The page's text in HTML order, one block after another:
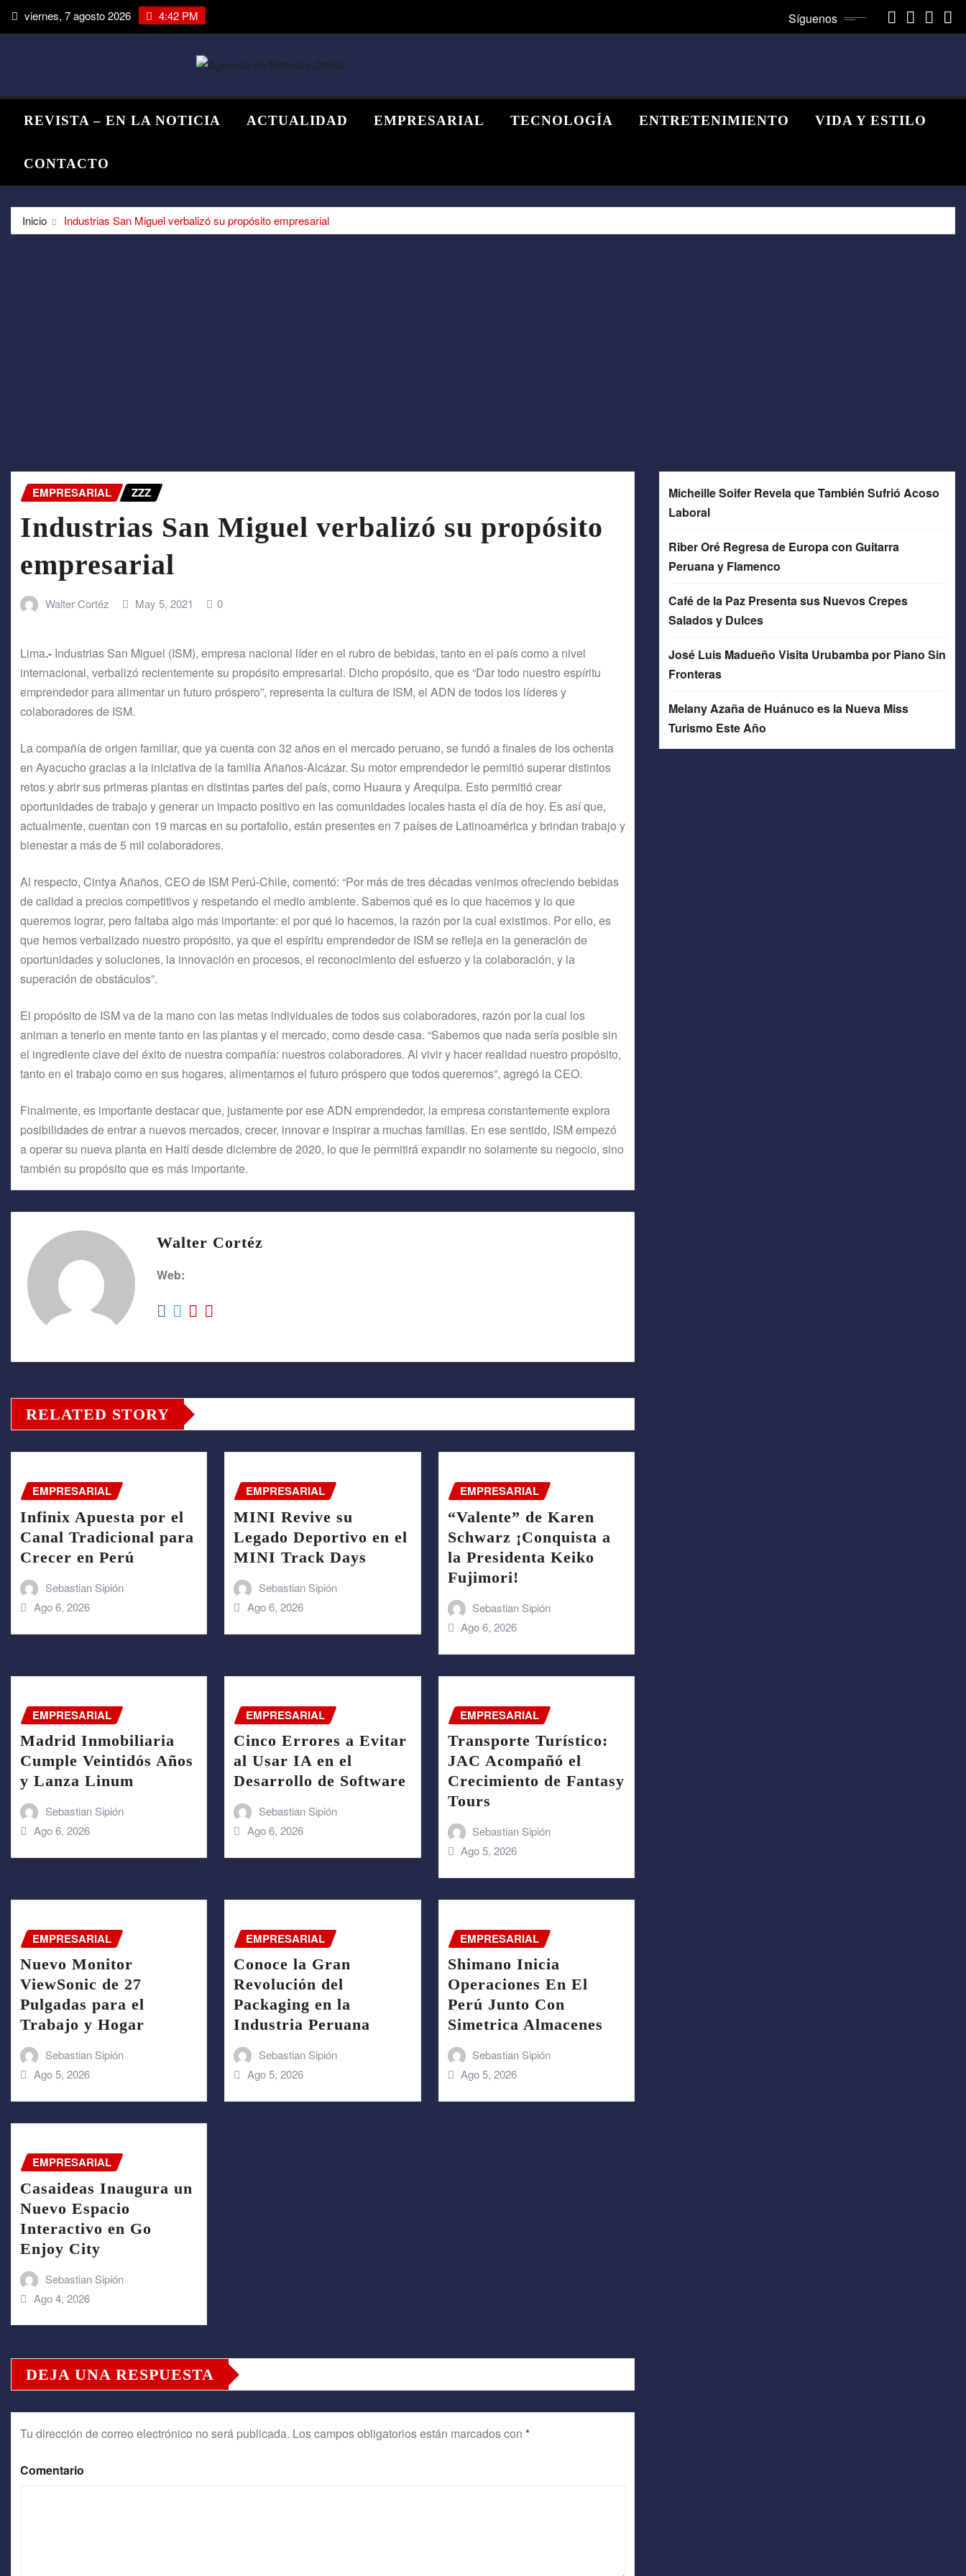
Saltar viernes, 7 agosto 2026 4:42 PM Síguenos
REVISTA – EN LA NOTICIA ACTUALIDAD EMPRESARIAL TECNOLOGÍA ENTRETENIMIENTO VIDA Y ESTILO
CONTACTO
Inicio Industrias San Miguel verbalizó su propósito empresarial
EMPRESARIAL ZZZ
Industrias San Miguel verbalizó su propósito
empresarial
Walter Cortéz May 5, 2021 0
Lima.- Industrias San Miguel (ISM), empresa nacional líder en el rubro de bebidas, tanto en el país como a nivel
internacional, verbalizó recientemente su propósito empresarial. Dicho propósito, que es “Dar todo nuestro espíritu
emprendedor para alimentar un futuro próspero”, representa la cultura de ISM, el ADN de todos los líderes y
colaboradores de ISM.
La compañía de origen familiar, que ya cuenta con 32 años en el mercado peruano, se fundó a finales de los ochenta
en Ayacucho gracias a la iniciativa de la familia Añaños-Alcázar. Su motor emprendedor le permitió superar distintos
retos y abrir sus primeras plantas en distintas partes del país, como Huaura y Arequipa. Esto permitió crear
oportunidades de trabajo y generar un impacto positivo en las comunidades locales hasta el día de hoy. Es así que,
actualmente, cuentan con 19 marcas en su portafolio, están presentes en 7 países de Latinoamérica y brindan trabajo y
bienestar a más de 5 mil colaboradores.
Al respecto, Cintya Añaños, CEO de ISM Perú-Chile, comentó: “Por más de tres décadas venimos ofreciendo bebidas
de calidad a precios competitivos y respetando el medio ambiente. Sabemos qué es lo que hacemos y lo que
queremos lograr, pero faltaba algo más importante: el por qué lo hacemos, la razón por la cual existimos. Por ello, es
que hemos verbalizado nuestro propósito, ya que el espíritu emprendedor de ISM se refleja en la generación de
oportunidades y soluciones, la innovación en procesos, el reconocimiento del esfuerzo y la colaboración, y la
superación de obstáculos”.
El propósito de ISM va de la mano con las metas individuales de todos sus colaboradores, razón por la cual los
animan a tenerlo en mente tanto en las plantas y el mercado, como desde casa. “Sabemos que nada sería posible sin
el ingrediente clave del éxito de nuestra compañía: nuestros colaboradores. Al vivir y hacer realidad nuestro propósito,
tanto en el trabajo como en sus hogares, alimentamos el futuro próspero que todos queremos”, agregó la CEO.
Finalmente, es importante destacar que, justamente por ese ADN emprendedor, la empresa constantemente explora
posibilidades de entrar a nuevos mercados, crecer, innovar e inspirar a muchas familias. En ese sentido, ISM empezó
a operar su nueva planta en Haití desde diciembre de 2020, lo que le permitirá expandir no solamente su negocio, sino
también su propósito que es más importante.
Walter Cortéz
Web:
RELATED STORY
EMPRESARIAL
Infinix Apuesta por el
Canal Tradicional para
Crecer en Perú
Sebastian Sipión
Ago 6, 2026
EMPRESARIAL
MINI Revive su
Legado Deportivo en el
MINI Track Days
Sebastian Sipión
Ago 6, 2026
EMPRESARIAL
“Valente” de Karen
Schwarz ¡Conquista a
la Presidenta Keiko
Fujimori!
Sebastian Sipión
Ago 6, 2026
EMPRESARIAL
Madrid Inmobiliaria
Cumple Veintidós Años
y Lanza Linum
Sebastian Sipión
Ago 6, 2026
EMPRESARIAL
Cinco Errores a Evitar
al Usar IA en el
Desarrollo de Software
Sebastian Sipión
Ago 6, 2026
EMPRESARIAL
Transporte Turístico:
JAC Acompañó el
Crecimiento de Fantasy
Tours
Sebastian Sipión
Ago 5, 2026
EMPRESARIAL
Nuevo Monitor
ViewSonic de 27
Pulgadas para el
Trabajo y Hogar
Sebastian Sipión
Ago 5, 2026
EMPRESARIAL
Conoce la Gran
Revolución del
Packaging en la
Industria Peruana
Sebastian Sipión
Ago 5, 2026
EMPRESARIAL
Shimano Inicia
Operaciones En El
Perú Junto Con
Simetrica Almacenes
Sebastian Sipión
Ago 5, 2026
EMPRESARIAL
Casaideas Inaugura un
Nuevo Espacio
Interactivo en Go
Enjoy City
Sebastian Sipión
Ago 4, 2026
DEJA UNA RESPUESTA
Tu dirección de correo electrónico no será publicada. Los campos obligatorios están marcados con *
Comentario
Micheille Soifer Revela que También Sufrió Acoso
Laboral
Riber Oré Regresa de Europa con Guitarra
Peruana y Flamenco
Café de la Paz Presenta sus Nuevos Crepes
Salados y Dulces
José Luis Madueño Visita Urubamba por Piano Sin
Fronteras
Melany Azaña de Huánuco es la Nueva Miss
Turismo Este Año